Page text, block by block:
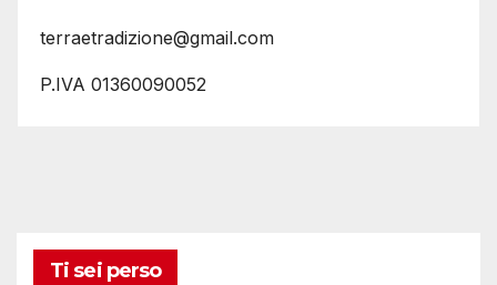
terraetradizione@gmail.com
P.IVA 01360090052
Ti sei perso